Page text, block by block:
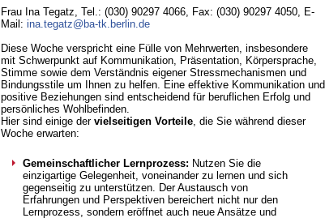
Frau Ina Tegatz, Tel.: (030) 90297 4066, Fax: (030) 90297 4050, E-
Mail: ina.tegatz@ba-tk.berlin.de
Diese Woche verspricht eine Fülle von Mehrwerten, insbesondere
mit Schwerpunkt auf Kommunikation, Präsentation, Körpersprache,
Stimme sowie dem Verständnis eigener Stressmechanismen und
Bindungsstile um Ihnen zu helfen. Eine effektive Kommunikation und
positive Beziehungen sind entscheidend für beruflichen Erfolg und
persönliches Wohlbefinden.
Hier sind einige der vielseitigen Vorteile, die Sie während dieser
Woche erwarten:
Gemeinschaftlicher Lernprozess: Nutzen Sie die
einzigartige Gelegenheit, voneinander zu lernen und sich
gegenseitig zu unterstützen. Der Austausch von
Erfahrungen und Perspektiven bereichert nicht nur den
Lernprozess, sondern eröffnet auch neue Ansätze und